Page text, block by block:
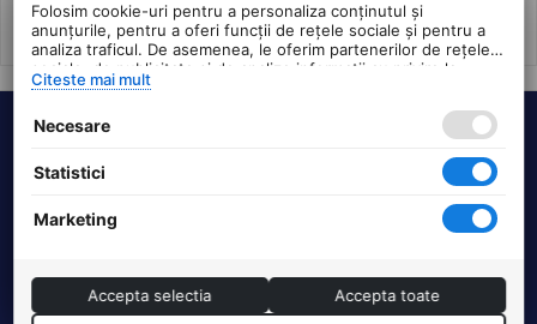
DHS Bike Parts
Suport clienti
Folosim cookie-uri pentru a personaliza conținutul și
anunțurile, pentru a oferi funcții de rețele sociale și pentru a
analiza traficul. De asemenea, le oferim partenerilor de rețele
sociale, de publicitate și de analize informații cu privire la
modul în care folosiți site-ul nostru. Aceștia le pot combina cu
serviciilor lor.
Citeste mai mult
Necesare
Statistici
Marketing
Accepta selectia Accepta toate